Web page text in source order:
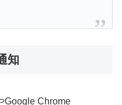
知
Google Chrome